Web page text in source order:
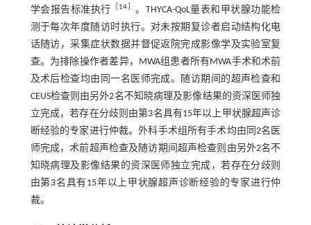
学会报告标准执行
14
。THYCA-QoL量表和甲状腺功能检
测于每次年度随访时执行。对未按期复诊者启动结构化电
话随访，采集症状数据并督促返院完成影像学及实验室复
查。为排除操作者差异，MWA组患者所有MWA手术和术前
及术后检查均由同一名医师完成。随访期间的超声检查和
CEUS检查则由另外2名不知晓病理及影像结果的资深医师独
立完成，若存在分歧则由第3名具有15年以上甲状腺超声诊
断经验的专家进行仲裁。外科手术组所有手术均由同2名医
师完成，术前超声检查及随访期间超声检查则由另外2名不
知晓病理及影像结果的资深医师独立完成，若存在分歧则
由第3名具有15年以上甲状腺超声诊断经验的专家进行仲
裁。